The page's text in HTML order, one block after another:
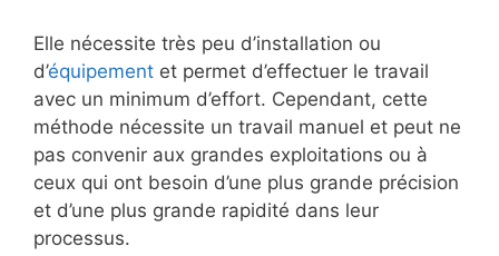
Elle nécessite très peu d’installation ou
d’équipement et permet d’effectuer le travail
avec un minimum d’effort. Cependant, cette
méthode nécessite un travail manuel et peut ne
pas convenir aux grandes exploitations ou à
ceux qui ont besoin d’une plus grande précision
et d’une plus grande rapidité dans leur
processus.